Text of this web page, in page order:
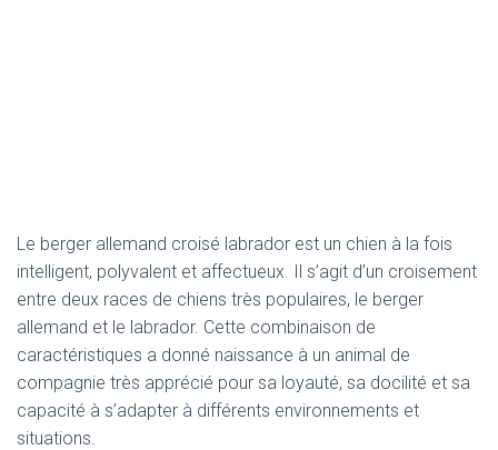
Le berger allemand croisé labrador est un chien à la fois
intelligent, polyvalent et affectueux. Il s’agit d’un croisement
entre deux races de chiens très populaires, le berger
allemand et le labrador. Cette combinaison de
caractéristiques a donné naissance à un animal de
compagnie très apprécié pour sa loyauté, sa docilité et sa
capacité à s’adapter à différents environnements et
situations.